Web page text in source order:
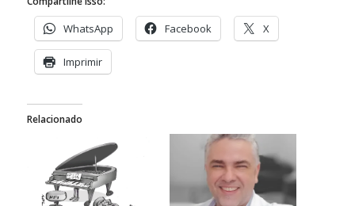
WhatsApp Facebook X
Imprimir
Relacionado